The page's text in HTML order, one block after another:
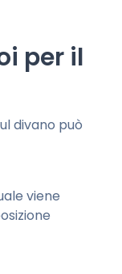
per il
divano può
viene